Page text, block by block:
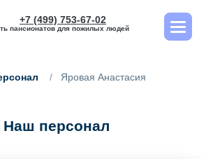
+7 (499) 753-67-02
пансионатов для пожилых людей
/
Яровая Анастасия
Наш персонал